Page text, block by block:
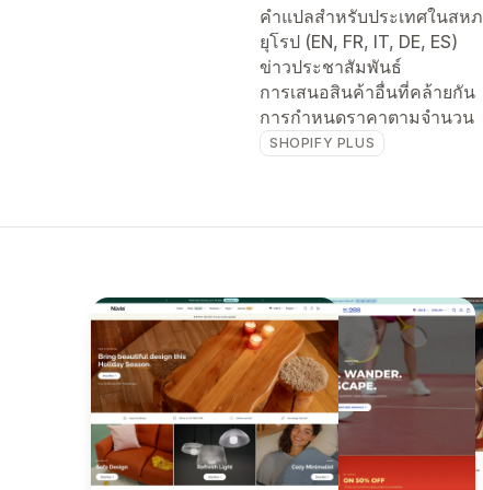
คำแปลสำหรับประเทศในสห
ยุโรป (EN, FR, IT, DE, ES)
ข่าวประชาสัมพันธ์
การเสนอสินค้าอื่นที่คล้ายกัน
การกำหนดราคาตามจำนวน
SHOPIFY PLUS